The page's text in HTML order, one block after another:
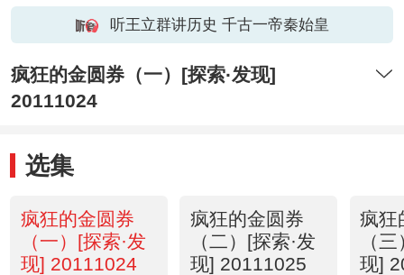
听王立群讲历史 千古一帝秦始皇
疯狂的金圆券（一）[探索·发现]
20111024
选集
疯狂的金圆券
（一）[探索·发
现] 20111024
疯狂的金圆券
（二）[探索·发
现] 20111025
疯狂
（
现]